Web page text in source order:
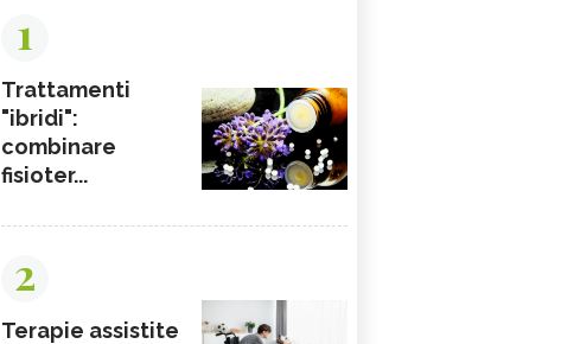
1
Trattamenti
"ibridi":
combinare
fisioter...
2
Terapie assistite